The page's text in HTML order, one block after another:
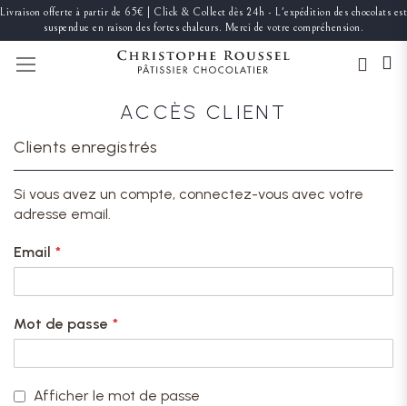
Livraison offerte à partir de 65€ | Click & Collect dès 24h - L'expédition des chocolats est
suspendue en raison des fortes chaleurs. Merci de votre compréhension.
ACCÈS CLIENT
Clients enregistrés
Si vous avez un compte, connectez-vous avec votre
adresse email.
Email
Mot de passe
Afficher le mot de passe